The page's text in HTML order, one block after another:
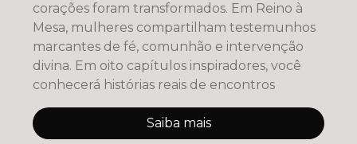
corações foram transformados. Em Reino à
Mesa, mulheres compartilham testemunhos
marcantes de fé, comunhão e intervenção
divina. Em oito capítulos inspiradores, você
conhecerá histórias reais de encontros
Saiba mais